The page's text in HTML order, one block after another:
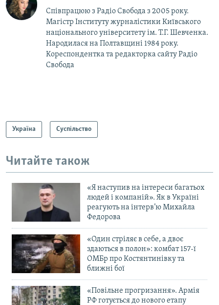
Співпрацюю з Радіо Свобода з 2005 року.
Магістр Інституту журналістики Київського
національного університету ім. Т.Г. Шевченка.
Народилася на Полтавщині 1984 року.
Кореспондентка та редакторка сайту Радіо
Свобода
Україна Суспільство
Читайте також
«Я наступив на інтереси багатьох
людей і компаній». Як в Україні
реагують на інтерв’ю Михайла
Федорова
«Один стріляє в себе, а двоє
здаються в полон»: комбат 157-ї
ОМБр про Костянтинівку та
ближні бої
«Повільне прогризання». Армія
РФ готується до нового етапу